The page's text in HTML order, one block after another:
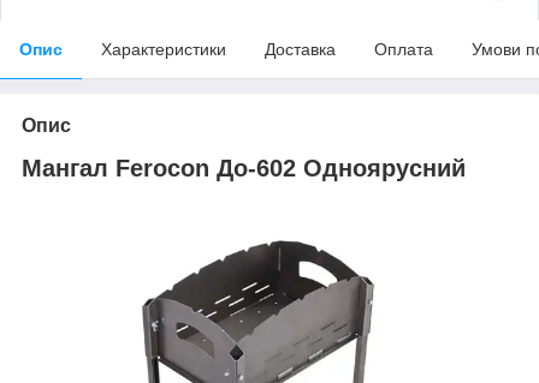
Опис Характеристики Доставка Оплата Умови
Опис
Мангал Ferocon До-602 Одноярусний